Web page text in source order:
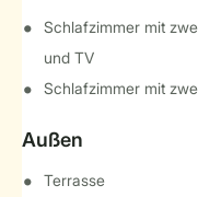
Schlafzimmer mit
und TV
Schlafzimmer mit
Außen
Terrasse